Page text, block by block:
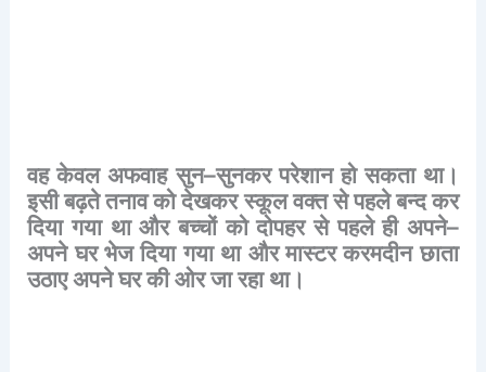
वह केवल अफवाह सुन–सुनकर परेशान हो सकता था।
इसीबढ़तेतनावकोदेखकरस्कूलवक्तसेपहलेबन्दकर
दिया गया था और बच्चों को दोपहर से पहले ही अपने–
अपने घर भेज दिया गया था और मास्टर करमदीन छाता
उठाएअपनेघरकीओरजारहा था।